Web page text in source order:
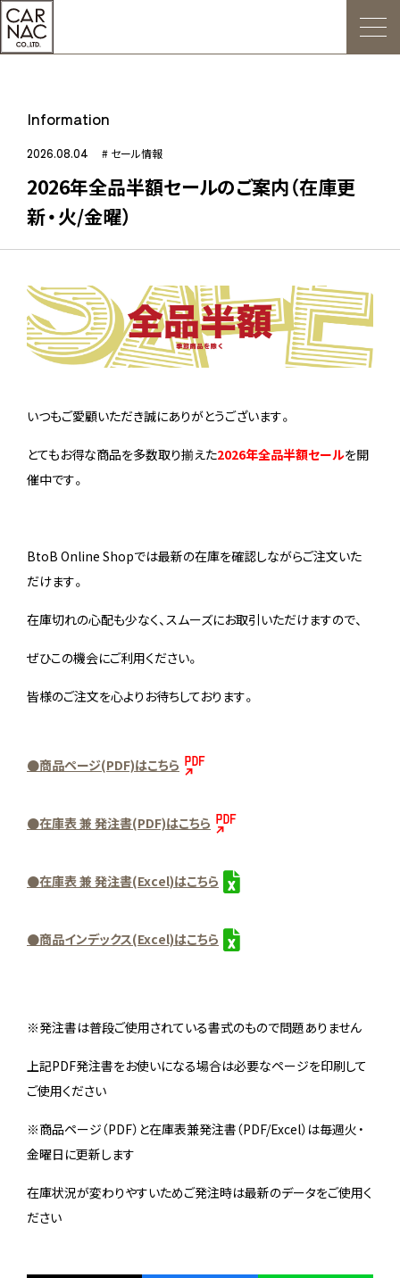
トップ
ごあいさつ
Web発注について
お知らせ
会社概要
デジタルカタログ
販促用POP
Stock status
Information
2026.08.04 # セール情報
2026年全品半額セールのご案内（在庫更
新・火/金曜）
いつもご愛顧いただき誠にありがとうございます。
とてもお得な商品を多数取り揃えた2026年全品半額セールを開
催中です。
BtoB Online Shopでは最新の在庫を確認しながらご注文いた
だけます。
在庫切れの心配も少なく、スムーズにお取引いただけますので、
ぜひこの機会にご利用ください。
皆様のご注文を心よりお待ちしております。
●商品ページ(PDF)はこちら
●在庫表 兼 発注書(PDF)はこちら
●在庫表 兼 発注書(Excel)はこちら
●商品インデックス(Excel)はこちら
※発注書は普段ご使用されている書式のもので問題ありません
上記PDF発注書をお使いになる場合は必要なページを印刷して
ご使用ください
※商品ページ（PDF）と在庫表兼発注書（PDF/Excel）は毎週火・
金曜日に更新します
在庫状況が変わりやすいためご発注時は最新のデータをご使用く
ださい